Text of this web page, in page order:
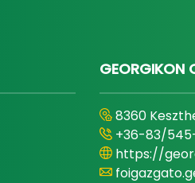
GEORGIKON
8360
+36-83/
https://